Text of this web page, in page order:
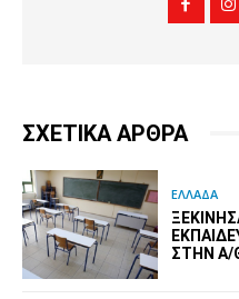
ΣΧΕΤΙΚΑ ΑΡΘΡΑ
ΕΛΛΑΔΑ
ΣΤΗΝ Α/